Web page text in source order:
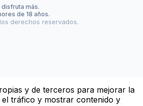
más.
de 18 años.
derechos reservados.
y de terceros para mejorar la
tráfico y mostrar contenido y